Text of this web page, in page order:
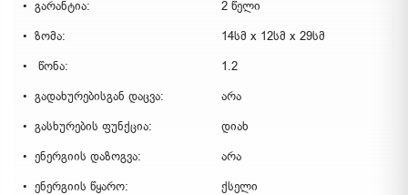
გარანტია:
2 წელი
ზომა:
14სმ x 12სმ x 29სმ
წონა:
1.2
გადახურებისგან დაცვა:
არა
გასხურების ფუნქცია:
დიახ
ენერგიის დაზოგვა:
არა
ენერგიის წყარო:
ქსელი